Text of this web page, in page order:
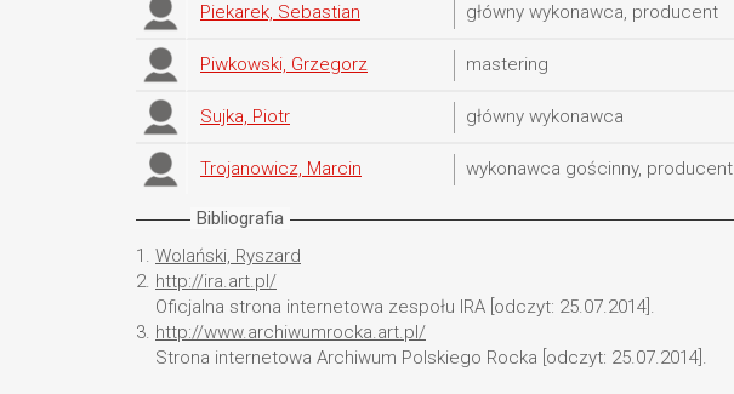
Piekarek, Sebastian główny wykonawca, producent
Piwkowski, Grzegorz mastering
Sujka, Piotr główny wykonawca
Trojanowicz, Marcin wykonawca gościnny, producent
Bibliografia
1. Wolański, Ryszard
2. http://ira.art.pl/
Oficjalna strona internetowa zespołu IRA [odczyt: 25.07.2014].
3. http://www.archiwumrocka.art.pl/
Strona internetowa Archiwum Polskiego Rocka [odczyt: 25.07.2014].